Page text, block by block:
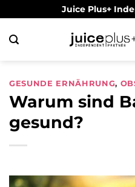
springen
Juice Plus+
GESUNDE ERNÄHRUNG,
Warum sind
gesund?